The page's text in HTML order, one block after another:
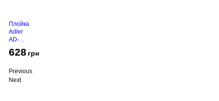
Плойка
Adler
AD-
628 грн
Previous
Next